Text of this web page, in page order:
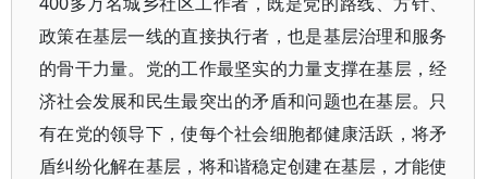
政策在基层一线的直接执行者，也是基层治理和服务
的骨干力量。党的工作最坚实的力量支撑在基层，经
济社会发展和民生最突出的矛盾和问题也在基层。只
有在党的领导下，使每个社会细胞都健康活跃，将矛
盾纠纷化解在基层，将和谐稳定创建在基层，才能使